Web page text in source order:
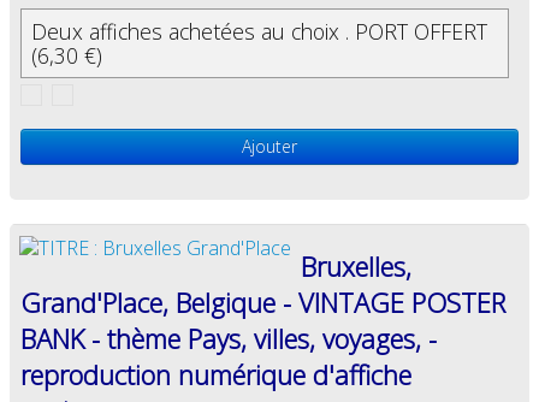
Deux affiches achetées au choix . PORT OFFERT
(6,30 €)
Ajouter
Bruxelles,
Grand'Place, Belgique - VINTAGE POSTER
BANK - thème Pays, villes, voyages, -
reproduction numérique d'affiche